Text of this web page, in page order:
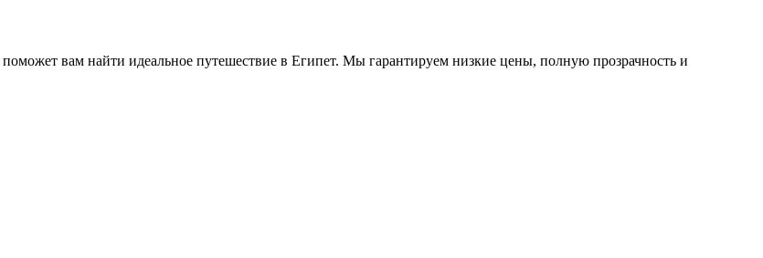
вам найти идеальное путешествие в Египет. Мы гарантируем низкие цены, полную прозрачность и